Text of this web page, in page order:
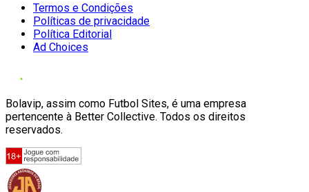
Termos e Condições
Políticas de privacidade
Política Editorial
Ad Choices
Bolavip, assim como Futbol Sites, é uma empresa
pertencente à Better Collective. Todos os direitos
reservados.